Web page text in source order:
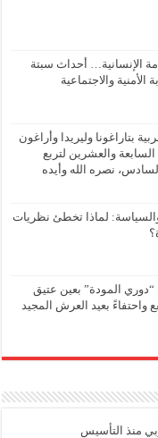
الإنسانية… أحداث سبتة
والاجتماعية
بتاراغونا وليريدا وأراغون
والعشرين لتربع
نصره الله وأيده
والسياسة: لماذا تخطئ نظريات
المودة” بعين عتيق
واحتفاءً بعيد العرش المجيد
منذ التأسيس